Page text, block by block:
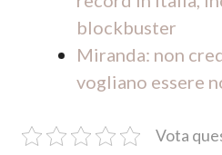
blockbuster
Miranda: non
vogliano essere
Vota